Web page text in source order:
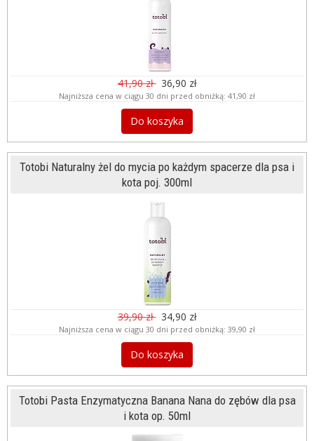
41,90 zł 36,90 zł
Najniższa cena w ciągu 30 dni przed obniżką: 41,90 zł
Do koszyka
Totobi Naturalny żel do mycia po każdym spacerze dla psa i
kota poj. 300ml
39,90 zł 34,90 zł
Najniższa cena w ciągu 30 dni przed obniżką: 39,90 zł
Do koszyka
Totobi Pasta Enzymatyczna Banana Nana do zębów dla psa
i kota op. 50ml